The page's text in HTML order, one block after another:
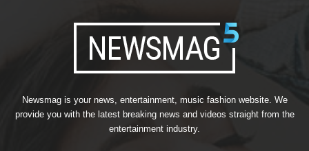
Newsmag is your news, entertainment, music fashion website. We
provide you with the latest breaking news and videos straight from the
entertainment industry.